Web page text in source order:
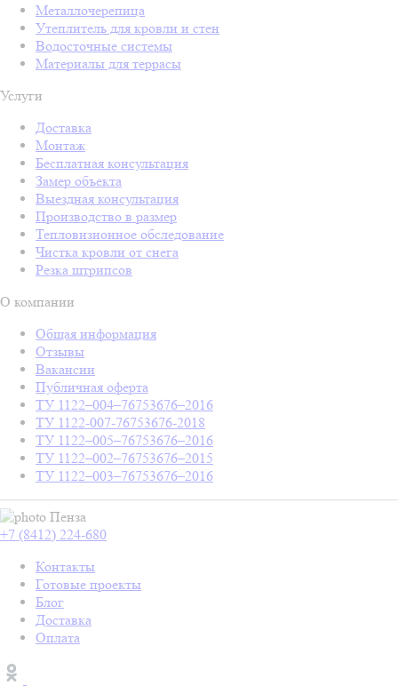
Металлочерепица
Утеплитель для кровли и стен
Водосточные системы
Материалы для террасы
Услуги
Доставка
Монтаж
Бесплатная консультация
Замер объекта
Выездная консультация
Производство в размер
Тепловизионное обследование
Чистка кровли от снега
Резка штрипсов
О компании
Общая информация
Отзывы
Вакансии
Публичная оферта
ТУ 1122–004–76753676–2016
ТУ 1122-007-76753676-2018
ТУ 1122–005–76753676–2016
ТУ 1122–002–76753676–2015
ТУ 1122–003–76753676–2016
Пенза
+7 (8412) 224-680
Контакты
Готовые проекты
Блог
Доставка
Оплата